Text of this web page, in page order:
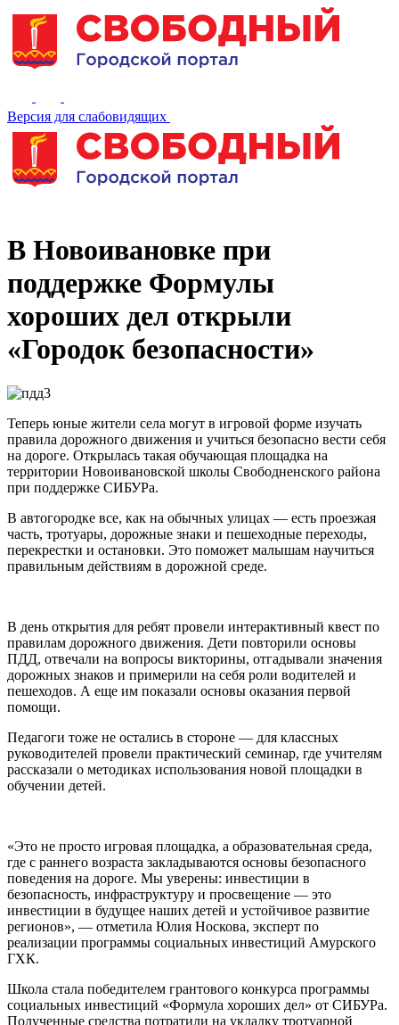
Версия для слабовидящих
В Новоивановке при
поддержке Формулы
хороших дел открыли
«Городок безопасности»
Теперь юные жители села могут в игровой форме изучать
правила дорожного движения и учиться безопасно вести себя
на дороге. Открылась такая обучающая площадка на
территории Новоивановской школы Свободненского района
при поддержке СИБУРа.
В автогородке все, как на обычных улицах — есть проезжая
часть, тротуары, дорожные знаки и пешеходные переходы,
перекрестки и остановки. Это поможет малышам научиться
правильным действиям в дорожной среде.
В день открытия для ребят провели интерактивный квест по
правилам дорожного движения. Дети повторили основы
ПДД, отвечали на вопросы викторины, отгадывали значения
дорожных знаков и примерили на себя роли водителей и
пешеходов. А еще им показали основы оказания первой
помощи.
Педагоги тоже не остались в стороне — для классных
руководителей провели практический семинар, где учителям
рассказали о методиках использования новой площадки в
обучении детей.
«Это не просто игровая площадка, а образовательная среда,
где с раннего возраста закладываются основы безопасного
поведения на дороге. Мы уверены: инвестиции в
безопасность, инфраструктуру и просвещение — это
инвестиции в будущее наших детей и устойчивое развитие
регионов», — отметила Юлия Носкова, эксперт по
реализации программы социальных инвестиций Амурского
ГХК.
Школа стала победителем грантового конкурса программы
социальных инвестиций «Формула хороших дел» от СИБУРа.
Полученные средства потратили на укладку тротуарной